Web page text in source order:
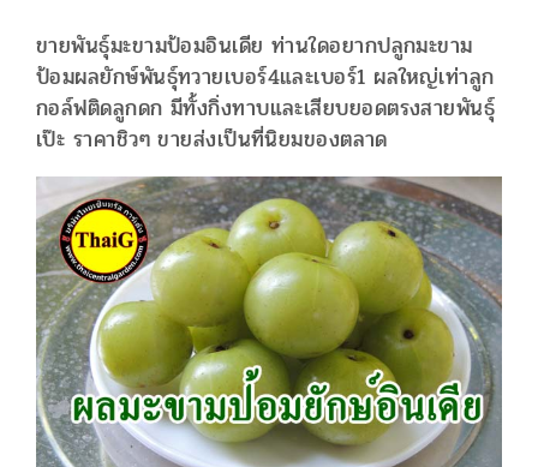
ขายพันธุ์มะขามป้อมอินเดีย ท่านใดอยากปลูกมะขาม
ป้อมผลยักษ์พันธุ์ทวายเบอร์4และเบอร์1 ผลใหญ่เท่าลูก
กอล์ฟติดลูกดก มีทั้งกิ่งทาบและเสียบยอดตรงสายพันธุ์
เป๊ะ ราคาชิวๆ ขายส่งเป็นที่นิยมของตลาด